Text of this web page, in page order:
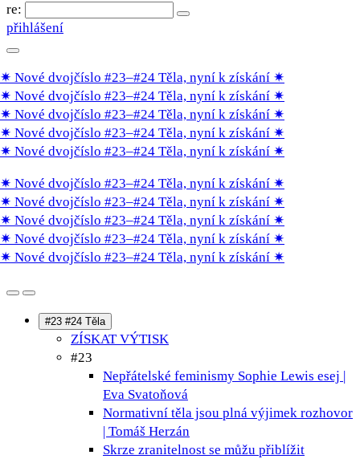
re:
přihlášení
Nové dvojčíslo #23–#24 Těla, nyní k získání✷
Nové dvojčíslo #23–#24 Těla, nyní k získání✷
Nové dvojčíslo #23–#24 Těla, nyní k získání✷
Nové dvojčíslo #23–#24 Těla, nyní k získání✷
Nové dvojčíslo #23–#24 Těla, nyní k získání✷
Nové dvojčíslo #23–#24 Těla, nyní k získání✷
Nové dvojčíslo #23–#24 Těla, nyní k získání✷
Nové dvojčíslo #23–#24 Těla, nyní k získání✷
Nové dvojčíslo #23–#24 Těla, nyní k získání✷
Nové dvojčíslo #23–#24 Těla, nyní k získání✷
#23 #24 Těla
ZÍSKAT VÝTISK
#23
Nepřátelské feminismy Sophie Lewis esej |
Eva Svatoňová
Normativní těla jsou plná výjimek rozhovor
| Tomáš Herzán
Skrze zranitelnost se můžu přiblížit